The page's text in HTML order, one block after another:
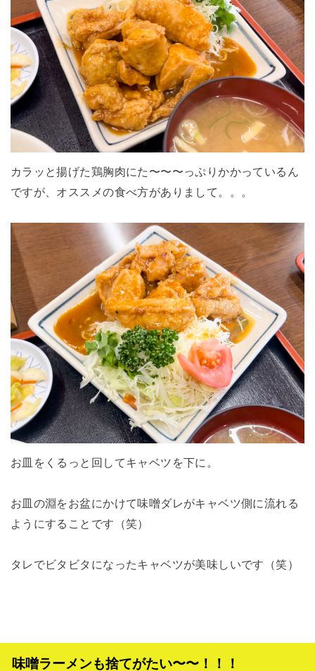
カラッと揚げた鶏胸肉にた〜〜〜っぷりかかっているん
ですが、オススメの食べ方がありまして。。。
お皿をくるっと回してキャベツを下に。
お皿の淵をお盆にかけて味噌ダレがキャベツ側に流れる
ようにすることです（笑）
タレでビタビタになったキャベツが美味しいです（笑）
味噌ラーメンも捨てがたい〜〜！！！